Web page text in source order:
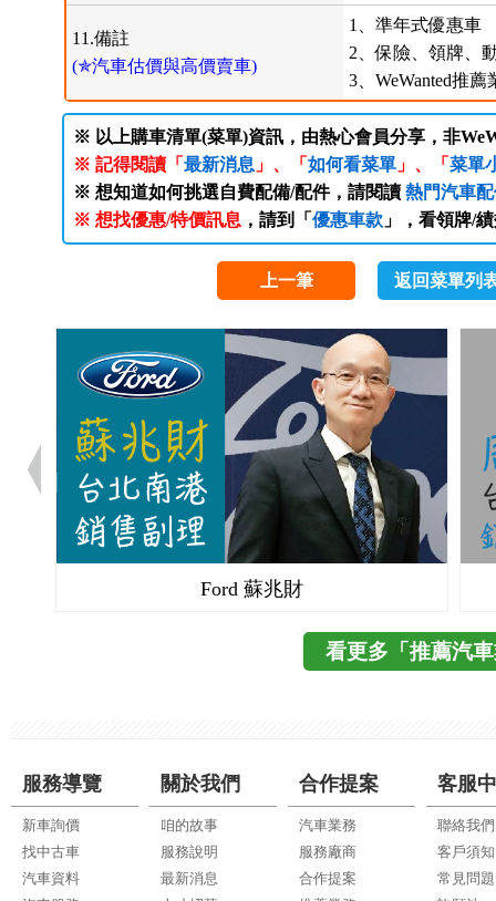
11.備註
(✯汽車估價與高價賣車)
1、準年式優惠車
2、保險、領牌、
3、WeWanted推
※ 以上購車清單(菜單)資訊，由熱心會員分享，非
※ 記得閱讀「 最新消息 」、「 如何看菜單」、「 菜單
※ 想知道如何挑選自費配備/配件，請閱讀 熱門汽車
※ 想找優惠/特價訊息 ，請到「 優惠車款」，看領牌/
上一筆 返回菜單列
Ford 蘇兆財
看更多「推薦汽
服務導覽
新車詢價
找中古車
汽車資料
關於我們
咱的故事
服務說明
最新消息
合作提案
汽車業務
服務廠商
合作提案
客服
聯絡我們
客戶須知
常見問題